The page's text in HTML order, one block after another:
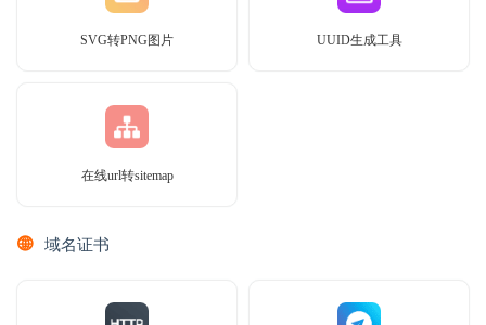
SVG转PNG图片 UUID生成工具
在线url转sitemap
域名证书